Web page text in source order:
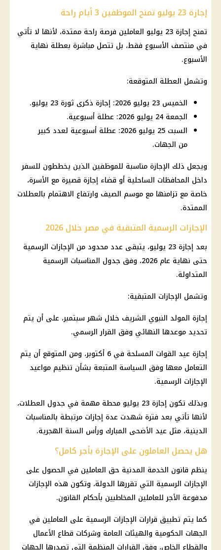
إجازة 23 يوليو تمنح الموظفين 3 أيام راحة
تمنح إجازة 23 يوليو العاملين فرصة راحة ممتدة، لأنها لا تأتي
في منتصف الأسبوع فقط، بل تتصل مباشرة بعطلة نهاية
الأسبوع.
وتشمل العطلة المتوقعة:
الخميس 23 يوليو 2026: إجازة ذكرى ثورة 23 يوليو.
الجمعة 24 يوليو 2026: عطلة أسبوعية.
السبت 25 يوليو 2026: عطلة أسبوعية لعدد كبير
من الجهات.
ويجعل ذلك الإجازة مناسبة للموظفين الذين يخططون للسفر
داخل المحافظات الساحلية أو قضاء إجازة قصيرة مع الأسرة،
خاصة مع تزامنها مع موسم الصيف وارتفاع الاهتمام بالعطلات
الممتدة.
الإجازات الرسمية المتبقية في مصر خلال 2026
بعد إجازة 23 يوليو ، يتبقى عدد محدود من الإجازات الرسمية
حتى نهاية عام 2026، وفق جدول المناسبات الرسمية
المتداولة.
وتشمل الإجازات المتبقية:
إجازة المولد النبوي الشريف خلال شهر سبتمبر، على أن يتم
تحديد موعدها النهائي وفق القرار الرسمي.
إجازة عيد القوات المسلحة
في 6 أكتوبر، ومن المتوقع أن يتم
التعامل معها وفق السياسة المتبعة بشأن تنظيم مواعيد
الإجازات الرسمية.
وبذلك تكون إجازة 23 يوليو
محطة مهمة في جدول العطلات،
لأنها تأتي بعد فترة شهدت عدة إجازات مرتبطة بالمناسبات
الدينية، مثل عيد الأضحى المبارك ورأس السنة الهجرية.
هل يحصل العاملون على الإجازة بأجر كامل؟
ينظم قانون الخدمة المدنية حق العاملين في الحصول على
الإجازات الرسمية التي تقررها الدولة، وتكون هذه الإجازات
مدفوعة الأجر للعاملين المخاطبين بأحكام القانون.
كما يتم تطبيق قرارات الإجازات الرسمية على العاملين في
الجهات الحكومية والهيئات العامة وشركات قطاع الأعمال
والقطاع الخاص، وفق القرارات المنظمة التي تصدرها الجهات